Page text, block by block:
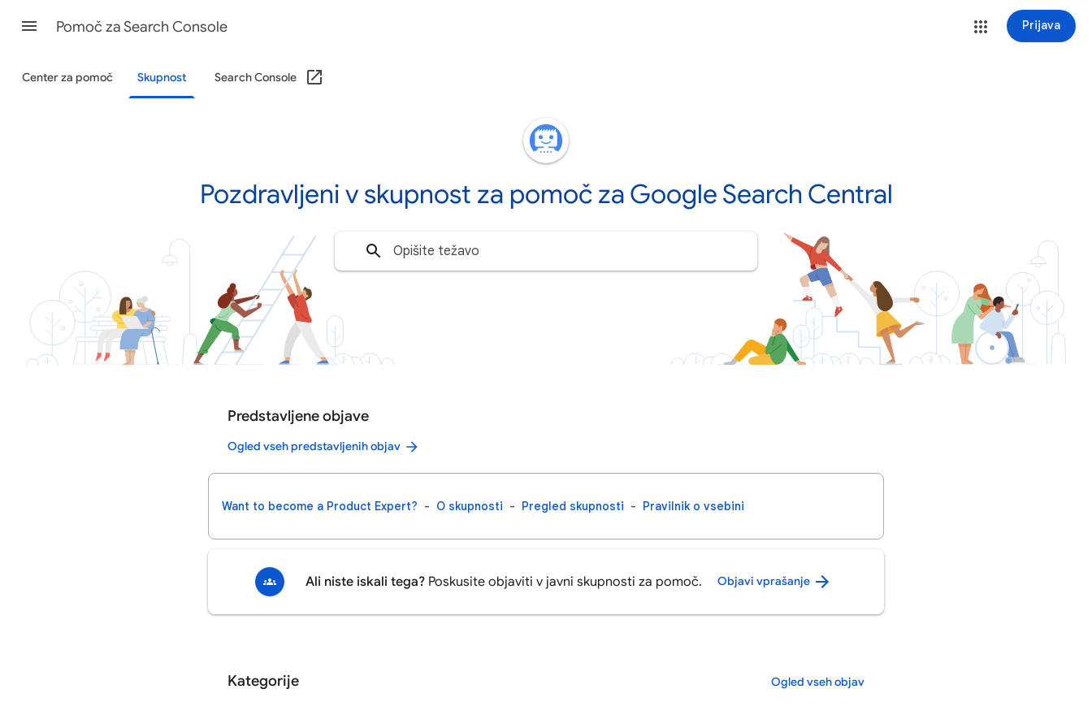
Pomoč za Search Console Prijava
Center za pomoč Skupnost Search Console
Pozdravljeni v skupnost za pomoč za Google Search Central
Predstavljene objave
Ogled vseh predstavljenih objav
Want to become a Product Expert? O skupnosti Pregled skupnosti Pravilnik o vsebini
Ali niste iskali tega? Poskusite objaviti v javni skupnosti za pomoč. Objavi vprašanje
Kategorije Ogled vseh objav